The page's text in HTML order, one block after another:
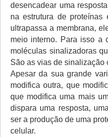
desencadear uma
na estrutura de
ultrapassa a membrana,
meio interno. Para isso a
moléculas sinalizadoras
São as vias de sinalização
Apesar da sua grande
modifica outra, que
que modifica uma mais
dispara uma resposta,
ser a produção de uma
celular.